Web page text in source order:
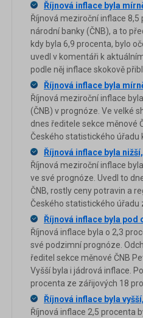
Říjnová inflace byla
Říjnová meziroční inflace
národní banky (ČNB), a to
kdy byla 6,9 procenta, bylo
uvedl v komentáři k
podle něj inflace skokově
Říjnová inflace byla
Říjnová meziroční inflace
(ČNB) v prognóze. Ve velké
dnes ředitele sekce měnové
Českého statistického úřadu
Říjnová inflace byla
Říjnová meziroční inflace
ve své prognóze. Uvedl to
ČNB, rostly ceny potravin a
Českého statistického úřadu
Říjnová inflace byla pod
Říjnová inflace byla o 2,3
své podzimní prognóze.
ředitel sekce měnové ČNB
Vyšší byla i jádrová inflace.
procenta ze zářijových 18
Říjnová inflace byla
Říjnová inflace 2,5 procenta